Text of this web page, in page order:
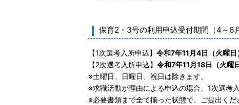
保育2・3号の利用申込受付期間（4～6
【1次選考入所申込】 令和7年11月4日（火曜
【2次選考入所申込】 令和7年11月18日（火曜
※土曜日、日曜日、祝日は除きます。
※求職活動が理由による申込の場合、1次選考
※必要書類まで全て揃った状態で、ご提出くだ